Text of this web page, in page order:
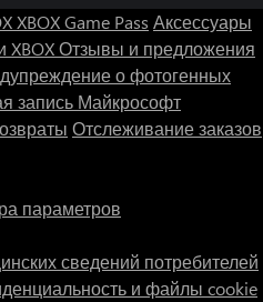
XBOX Game Pass Аксессуары
XBOXОтзывы и предложения
о фотогенных
запись Майкрософт
Отслеживание заказов
параметров
сведений потребителей
и файлы cookie